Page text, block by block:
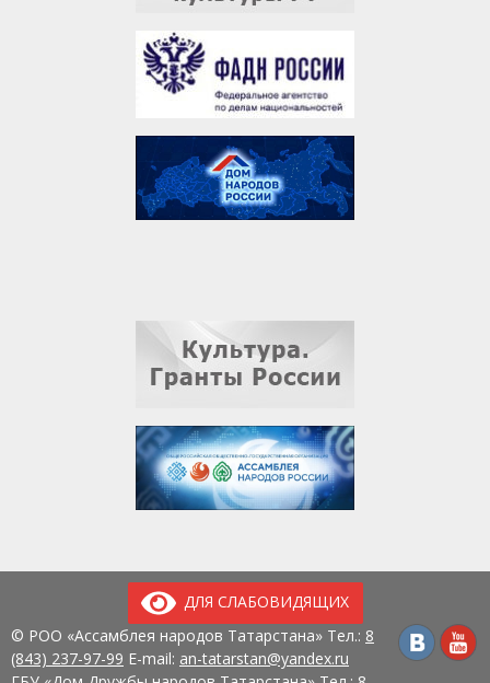
ДЛЯ СЛАБОВИДЯЩИХ
© РОО «Ассамблея народов Татарстана» Тел.: 8
(843) 237-97-99 E-mail: an-tatarstan@yandex.ru